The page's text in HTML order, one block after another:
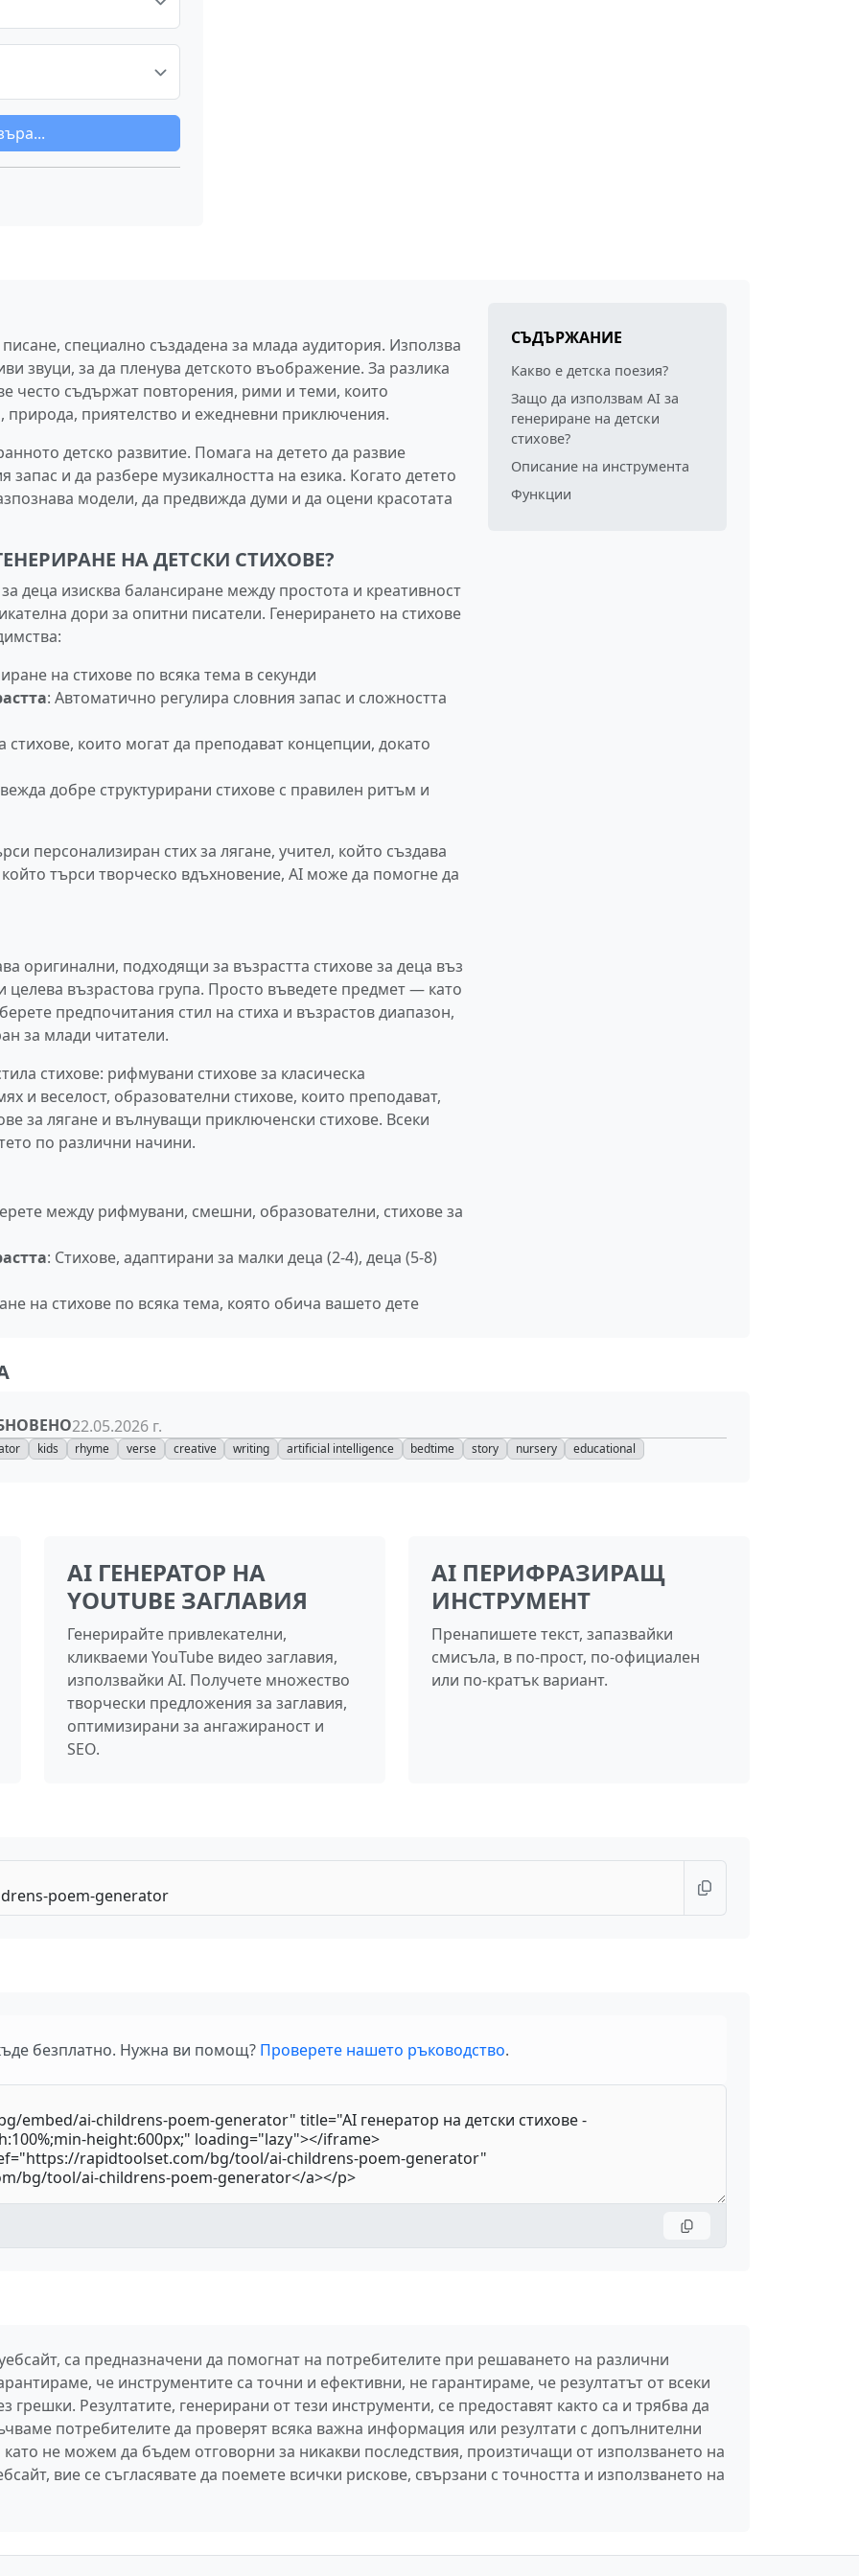
специално създадена за млада аудитория. Използва
звуци, за да пленува детското въображение. За разлика
често съдържат повторения, рими и теми, които
приятелство и ежедневни приключения.
детско развитие. Помага на детето да развие
и да разбере музикалността на езика. Когато детето
модели, да предвижда думи и да оцени красотата
НА ДЕТСКИ СТИХОВЕ?
деца изисква балансиране между простота и креативност
дори за опитни писатели. Генерирането на стихове
на стихове по всяка тема в секунди
: Автоматично регулира словния запас и сложността
стихове, които могат да преподават концепции, докато
добре структурирани стихове с правилен ритъм и
персонализиран стих за лягане, учител, който създава
търси творческо вдъхновение, AI може да помогне да
оригинални, подходящи за възрастта стихове за деца въз
целева възрастова група. Просто въведете предмет — като
предпочитания стил на стиха и възрастов диапазон,
за млади читатели.
стихове: рифмувани стихове за класическа
и веселост, образователни стихове, които преподават,
за лягане и вълнуващи приключенски стихове. Всеки
по различни начини.
между рифмувани, смешни, образователни, стихове за
: Стихове, адаптирани за малки деца (2-4), деца (5-8)
на стихове по всяка тема, която обича вашето дете
СЪДЪРЖАНИЕ
Какво е детска поезия?
Защо да използвам AI за
генериране на детски
стихове?
Описание на инструмента
Функции
22.05.2026 г.
kids rhyme verse creative writing artificial intelligence bedtime story nursery educational
AI ГЕНЕРАТОР НА
YOUTUBE ЗАГЛАВИЯ
Генерирайте привлекателни,
кликваеми YouTube видео заглавия,
използвайки AI. Получете множество
творчески предложения за заглавия,
оптимизирани за ангажираност и
SEO.
AI ПЕРИФРАЗИРАЩ
ИНСТРУМЕНТ
Пренапишете текст, запазвайки
смисъла, в по-прост, по-официален
или по-кратък вариант.
безплатно. Нужна ви помощ? Проверете нашето ръководство.
са предназначени да помогнат на потребителите при решаването на различни
че инструментите са точни и ефективни, не гарантираме, че резултатът от всеки
Резултатите, генерирани от тези инструменти, се предоставят както са и трябва да
потребителите да проверят всяка важна информация или резултати с допълнителни
не можем да бъдем отговорни за никакви последствия, произтичащи от използването на
вие се съгласявате да поемете всички рискове, свързани с точността и използването на